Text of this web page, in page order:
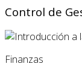
Control de
Finanzas